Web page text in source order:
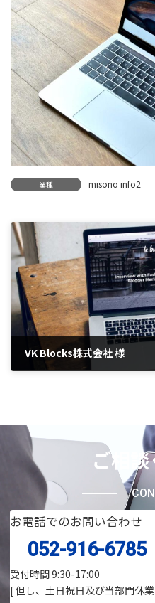
:
業種 misono info2
VK Blocks株式会社 様
ご相
お電話でのお問い合わせ
052-916-6785
受付時間 9:30-17:00
[ 但し、土日祝日及び当部門休